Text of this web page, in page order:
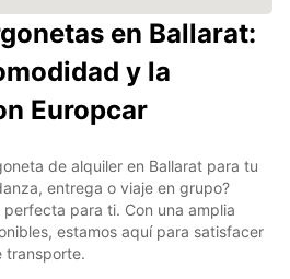
en Ballarat:
y la
Europcar
de alquiler en Ballarat para tu
entrega o viaje en grupo?
para ti. Con una amplia
estamos aquí para satisfacer
transporte.